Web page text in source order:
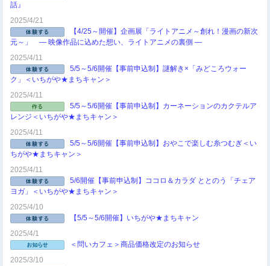
話』
2025/4/21
【4/25～開催】企画展「ライトアニメ～創れ！漫画の新次
元～」 ― 映像作品に込めた想い、ライトアニメの裏側 ―
2025/4/11
5/5～5/6開催【事前申込制】謎解き×「みどころウォー
ク」＜いちがや★まちキャン＞
2025/4/11
5/5～5/6開催【事前申込制】カーネーションのカクテルア
レンジ＜いちがや★まちキャン＞
2025/4/11
5/5～5/6開催【事前申込制】おやこで楽しむ糸つむぎ＜い
ちがや★まちキャン＞
2025/4/11
5/6開催【事前申込制】ココロ＆カラダ ととのう「チェア
ヨガ」＜いちがや★まちキャン＞
2025/4/10
【5/5～5/6開催】いちがや★まちキャン
2025/4/1
＜問いカフェ＞商品価格改定のお知らせ
2025/3/10